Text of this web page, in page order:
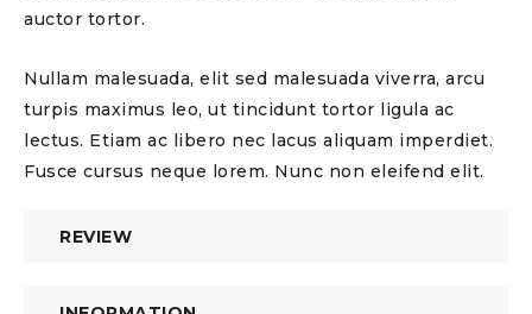
auctor tortor.
Nullam malesuada, elit sed malesuada viverra, arcu
turpis maximus leo, ut tincidunt tortor ligula ac
lectus. Etiam ac libero nec lacus aliquam imperdiet.
Fusce cursus neque lorem. Nunc non eleifend elit.
REVIEW